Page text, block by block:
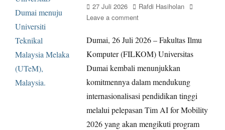
Posted
on
27 Juli 2026 Author
Rafdi Hasiholan
Leave a comment
Dumai, 26 Juli 2026 – Fakultas Ilmu
Komputer (FILKOM) Universitas
Dumai kembali menunjukkan
komitmennya dalam mendukung
internasionalisasi pendidikan tinggi
melalui pelepasan Tim AI for Mobility
2026 yang akan mengikuti program